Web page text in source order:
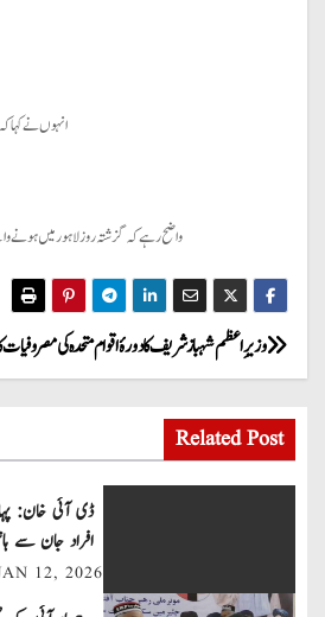
انہوں نے کہا
واضح رہے کہ گزشتہ روز لاہور میں ہونے والے پی ٹی آئی جلسے کا مقرر وقت (6 بجے) ختم ہونے کے بعد پولیس نے جلسہ گاہ کی لائٹیں اور
P
o
s
a
وزیرِ اعظم شہباز شریف کا دورۂ اقوام متحدہ کی
Related Post
ڈی آئی خان:
افراد جان سے
12, 2026